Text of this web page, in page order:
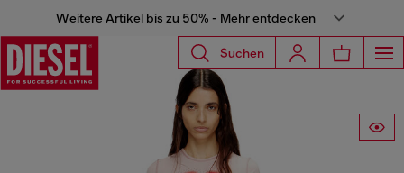
Weitere Artikel bis zu 50% - Mehr entdecken
Suchen